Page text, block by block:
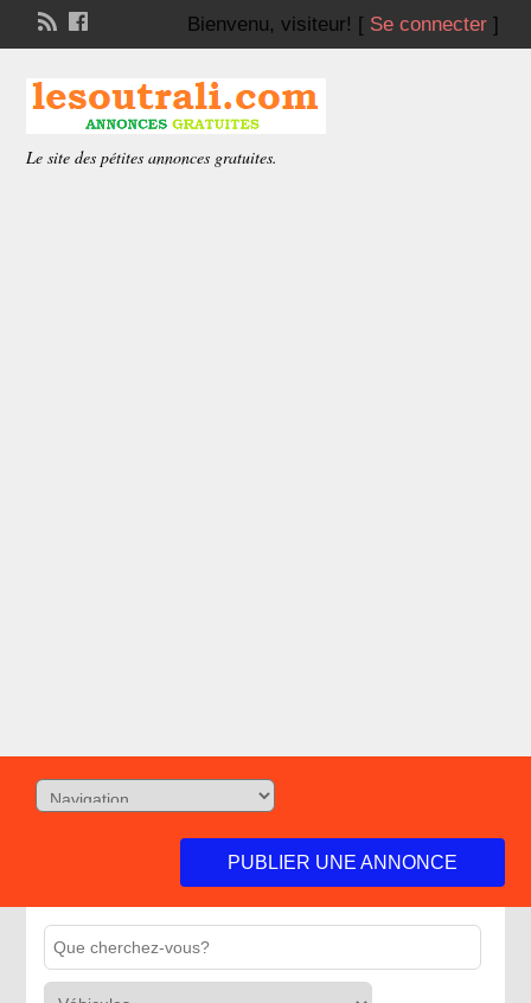
Bienvenu, visiteur! [ Se connecter]
Le site des pétites annonces gratuites.
PUBLIER UNE ANNONCE